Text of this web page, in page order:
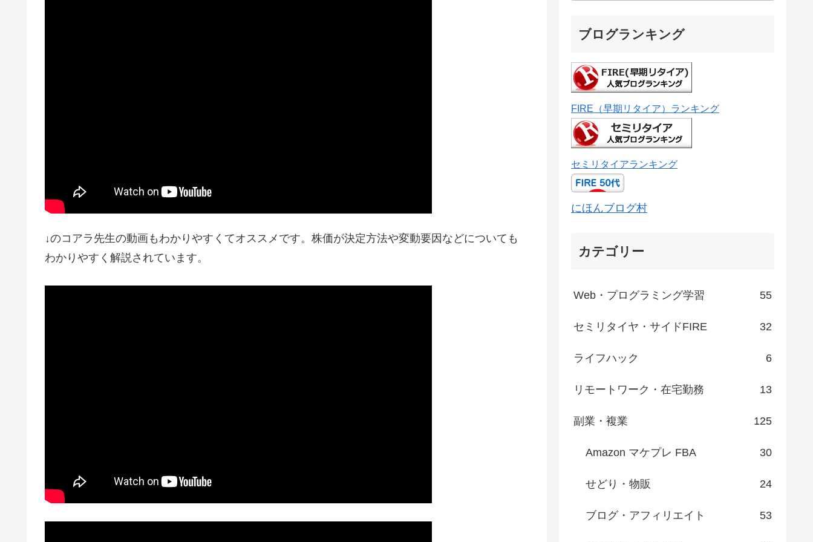
↓のコアラ先生の動画もわかりやすくてオススメです。株価が決定方法や変動要因などについても
わかりやすく解説されています。
ブログランキング
FIRE（早期リタイア）ランキング
セミリタイアランキング
にほんブログ村
カテゴリー
Web・プログラミング学習 55
セミリタイヤ・サイドFIRE 32
ライフハック 6
リモートワーク・在宅勤務 13
副業・複業 125
Amazon マケプレ FBA 30
せどり・物販 24
ブログ・アフィリエイト 53